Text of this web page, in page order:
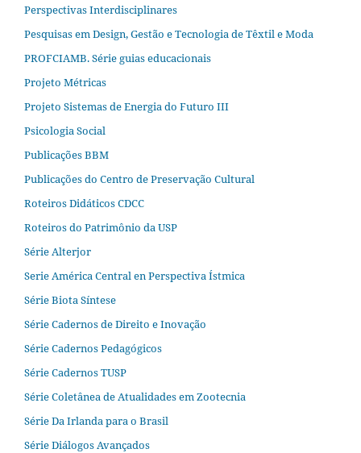
Perspectivas Interdisciplinares
Pesquisas em Design, Gestão e Tecnologia de Têxtil e Moda
PROFCIAMB. Série guias educacionais
Projeto Métricas
Projeto Sistemas de Energia do Futuro III
Psicologia Social
Publicações BBM
Publicações do Centro de Preservação Cultural
Roteiros Didáticos CDCC
Roteiros do Patrimônio da USP
Série Alterjor
Serie América Central en Perspectiva Ístmica
Série Biota Síntese
Série Cadernos de Direito e Inovação
Série Cadernos Pedagógicos
Série Cadernos TUSP
Série Coletânea de Atualidades em Zootecnia
Série Da Irlanda para o Brasil
Série Diálogos Avançados